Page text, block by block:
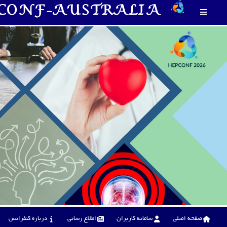
AUSTRALIA
صفحه اصلی سامانه کاربران اطلاع رسانی درباره کنفرانس